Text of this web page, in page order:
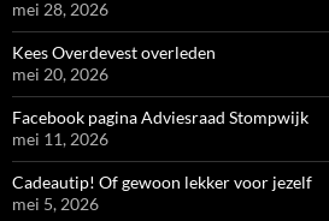
mei 28, 2026
Kees Overdevest overleden
mei 20, 2026
Facebook pagina Adviesraad Stompwijk
mei 11, 2026
Cadeautip! Of gewoon lekker voor jezelf
mei 5, 2026